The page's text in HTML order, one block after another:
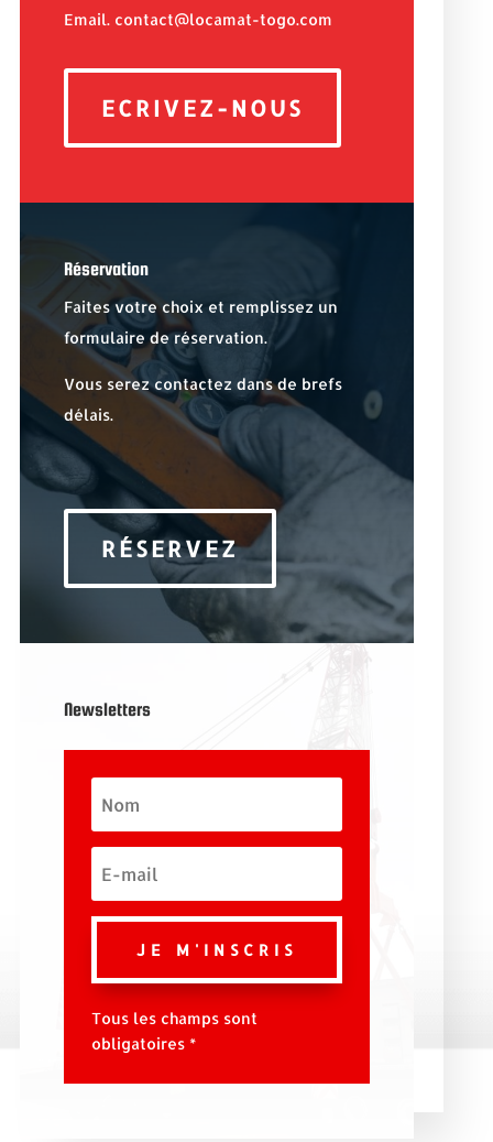
Email. contact@locamat-togo.com
ECRIVEZ-NOUS
Réservation
Faites votre choix et remplissez un
formulaire de réservation.
Vous serez contactez dans de brefs
délais.
RÉSERVEZ
Newsletters
JE M'INSCRIS
Tous les champs sont
obligatoires *